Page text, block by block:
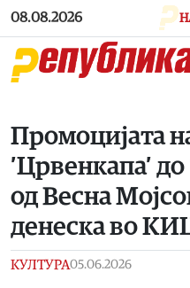
Skip to main content
08.08.2026
Промоцијата
’Црвенкапа’
од Весна
денеска во
КУЛТУРА05.06.2026